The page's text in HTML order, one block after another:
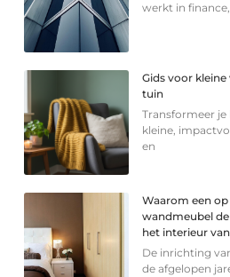
werkt in finance,
Gids voor
tuin
Transformeer
kleine,
en
Waarom een
wandmeubel
het interieur
De inrichting
de afgelopen